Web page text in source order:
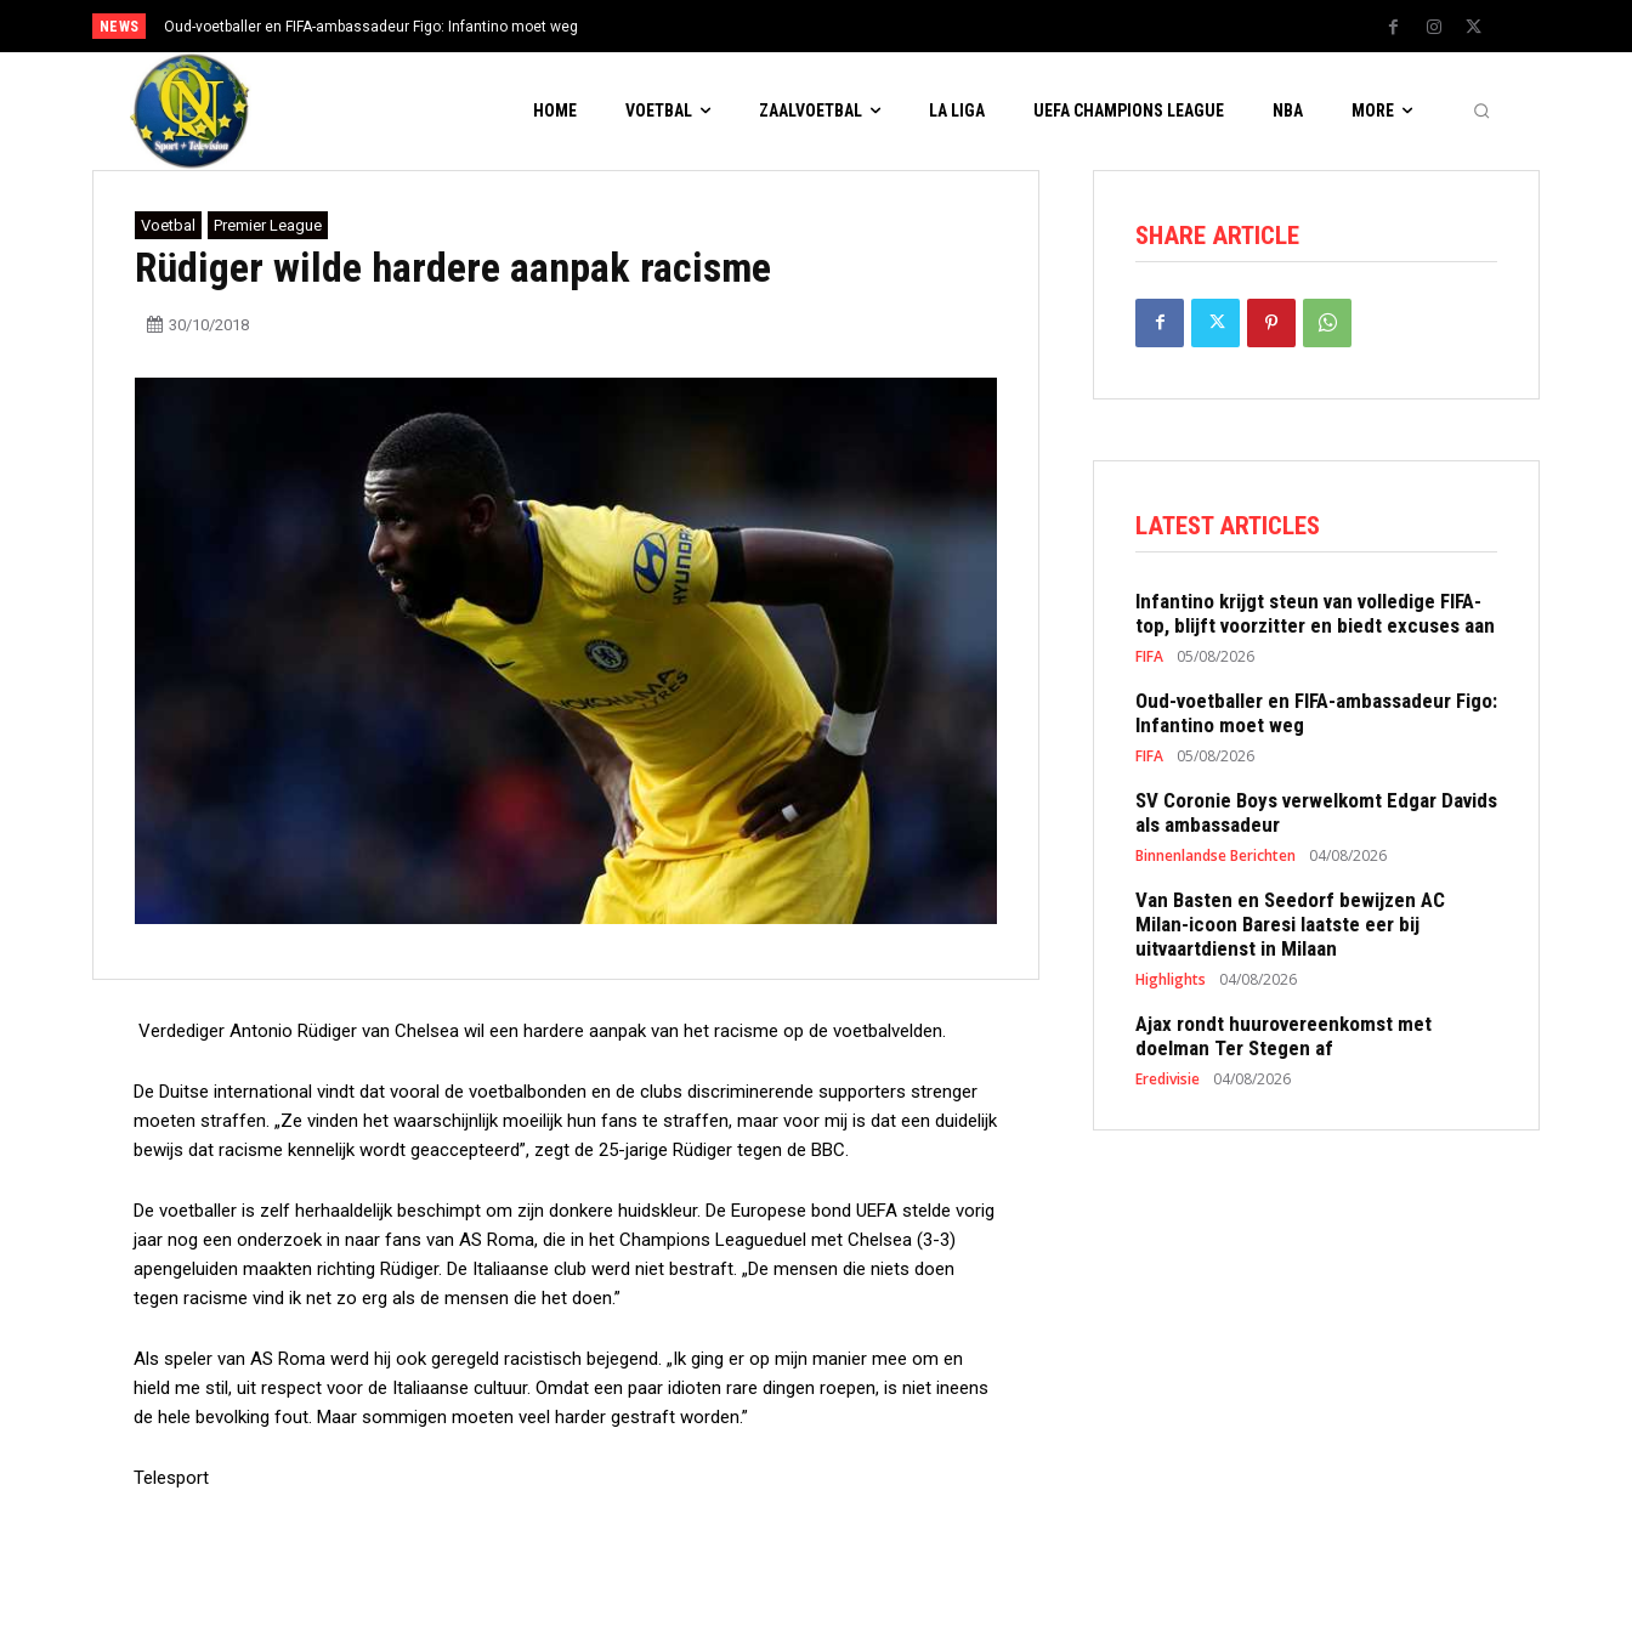
NEWS Oud-voetballer en FIFA-ambassadeur Figo: Infantino moet weg
HOME VOETBAL ZAALVOETBAL LA LIGA UEFA CHAMPIONS LEAGUE NBA MORE
Voetbal Premier League
Rüdiger wilde hardere aanpak racisme
30/10/2018
Verdediger Antonio Rüdiger van Chelsea wil een hardere aanpak van het racisme op de voetbalvelden.
De Duitse international vindt dat vooral de voetbalbonden en de clubs discriminerende supporters strenger
moeten straffen. „Ze vinden het waarschijnlijk moeilijk hun fans te straffen, maar voor mij is dat een duidelijk
bewijs dat racisme kennelijk wordt geaccepteerd”, zegt de 25-jarige Rüdiger tegen de BBC.
De voetballer is zelf herhaaldelijk beschimpt om zijn donkere huidskleur. De Europese bond UEFA stelde vorig
jaar nog een onderzoek in naar fans van AS Roma, die in het Champions Leagueduel met Chelsea (3-3)
apengeluiden maakten richting Rüdiger. De Italiaanse club werd niet bestraft. „De mensen die niets doen
tegen racisme vind ik net zo erg als de mensen die het doen.”
Als speler van AS Roma werd hij ook geregeld racistisch bejegend. „Ik ging er op mijn manier mee om en
hield me stil, uit respect voor de Italiaanse cultuur. Omdat een paar idioten rare dingen roepen, is niet ineens
de hele bevolking fout. Maar sommigen moeten veel harder gestraft worden.”
Telesport
SHARE ARTICLE
LATEST ARTICLES
Infantino krijgt steun van volledige FIFA-
top, blijft voorzitter en biedt excuses aan
FIFA 05/08/2026
Oud-voetballer en FIFA-ambassadeur Figo:
Infantino moet weg
FIFA 05/08/2026
SV Coronie Boys verwelkomt Edgar Davids
als ambassadeur
Binnenlandse Berichten 04/08/2026
Van Basten en Seedorf bewijzen AC
Milan-icoon Baresi laatste eer bij
uitvaartdienst in Milaan
Highlights 04/08/2026
Ajax rondt huurovereenkomst met
doelman Ter Stegen af
Eredivisie 04/08/2026